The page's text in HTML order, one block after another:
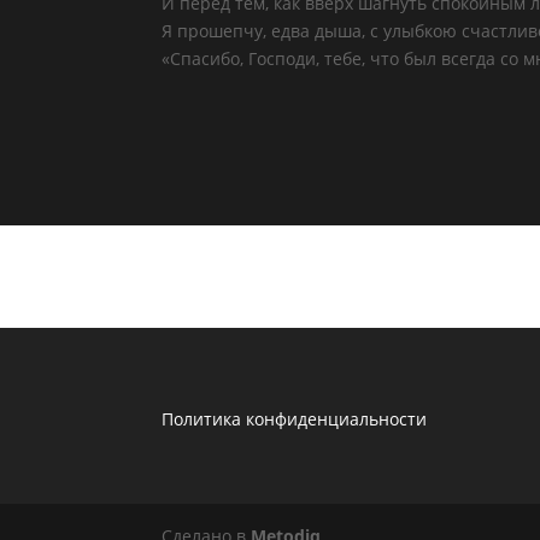
Я прошепчу, едва дыша, с улыбкою
«Спасибо, Господи, тебе, что был всегда со
Политика конфиденциальности